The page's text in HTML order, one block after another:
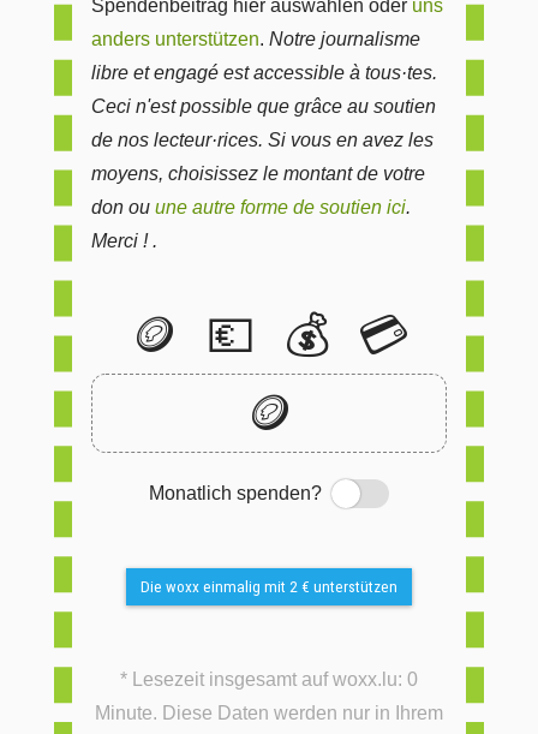
Spendenbeitrag hier auswählen oder uns
anders unterstützen. Notre journalisme
libre et engagé est accessible à tous·tes.
Ceci n'est possible que grâce au soutien
de nos lecteur·rices. Si vous en avez les
moyens, choisissez le montant de votre
don ou une autre forme de soutien ici.
Merci ! .
🪙 💶 💰 💳
🪙
Monatlich spenden?
Switch
Die woxx einmalig mit 2 € unterstützen
* Lesezeit insgesamt auf woxx.lu: 0
Minute. Diese Daten werden nur in Ihrem